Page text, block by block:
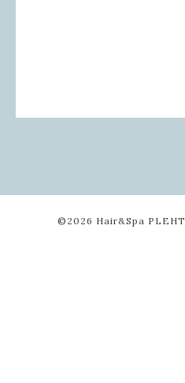
©2026 Hair&Spa PLEHT